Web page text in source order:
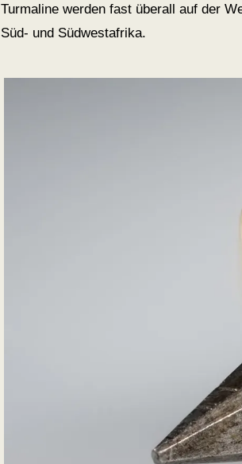
Turmaline werden fast überall auf der
Süd- und Südwestafrika.